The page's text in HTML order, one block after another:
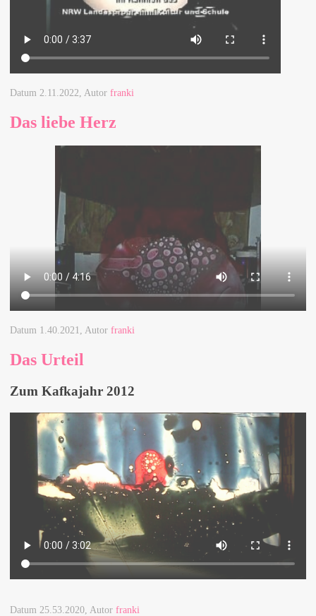
Datum 2.11.2022 , Autor franki
Das liebe Herz
Datum 1.40.2021, Autor franki
Das Urteil
Zum Kafkajahr 2012
Datum 25.53.2020 , Autor franki